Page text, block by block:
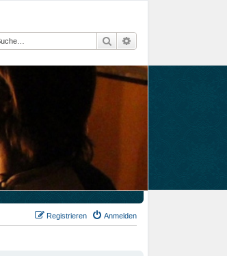
Suche
Anmelden
Registrieren